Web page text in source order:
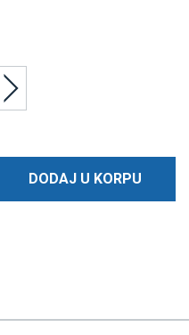
DODAJ U KORPU